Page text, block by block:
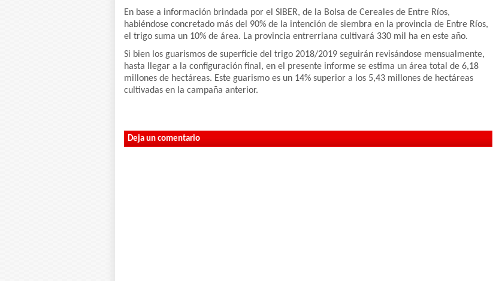
En base a información brindada por el SIBER, de la Bolsa de Cereales de Entre Ríos,
habiéndose concretado más del 90% de la intención de siembra en la provincia de Entre Ríos,
el trigo suma un 10% de área. La provincia entrerriana cultivará 330 mil ha en este año.
Si bien los guarismos de superficie del trigo 2018/2019 seguirán revisándose mensualmente,
hasta llegar a la configuración final, en el presente informe se estima un área total de 6,18
millones de hectáreas. Este guarismo es un 14% superior a los 5,43 millones de hectáreas
cultivadas en la campaña anterior.
Deja un comentario